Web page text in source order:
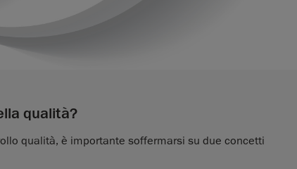
qualità?
qualità, è importante soffermarsi su due concetti